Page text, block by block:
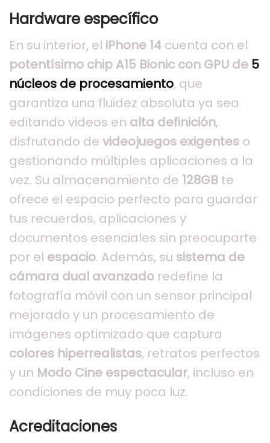
Hardware específico
En su interior, el iPhone 14 cuenta con el
potentísimo chip A15 Bionic con GPU de 5
núcleos de procesamiento, que
garantiza una fluidez absoluta ya sea
editando videos en alta definición,
disfrutando de videojuegos exigentes o
gestionando múltiples aplicaciones a la
vez. Su almacenamiento de 128GB te
ofrece el espacio perfecto para guardar
tus recuerdos, aplicaciones y
documentos esenciales sin preocuparte
por el espacio. Además, su sistema de
cámara dual avanzado redefine la
fotografía móvil con un sensor principal
mejorado y un procesamiento de
imágenes optimizado que captura
colores hiperrealistas, retratos perfectos
y un Modo Cine espectacular, incluso en
condiciones de muy poca luz.
Acreditaciones